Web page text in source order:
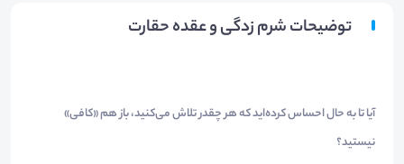
توضیحات شرم زدگی و عقده حقارت
آیا تا به حال احساس کرده‌اید که هر چقدر تلاش می‌کنید، باز هم «کافی»
نیستید؟